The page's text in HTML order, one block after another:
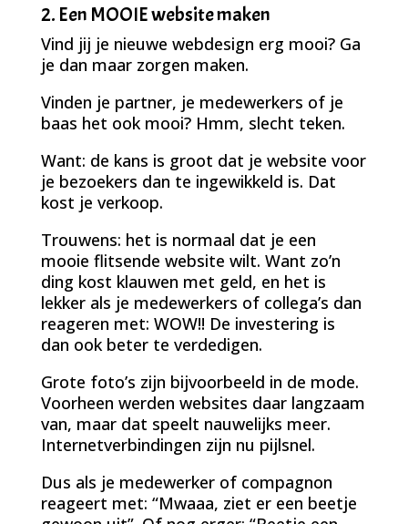
2. Een MOOIE website maken
Vind jij je nieuwe webdesign erg mooi? Ga
je dan maar zorgen maken.
Vinden je partner, je medewerkers of je
baas het ook mooi? Hmm, slecht teken.
Want: de kans is groot dat je website voor
je bezoekers dan te ingewikkeld is. Dat
kost je verkoop.
Trouwens: het is normaal dat je een
mooie flitsende website wilt. Want zo’n
ding kost klauwen met geld, en het is
lekker als je medewerkers of collega’s dan
reageren met: WOW!! De investering is
dan ook beter te verdedigen.
Grote foto’s zijn bijvoorbeeld in de mode.
Voorheen werden websites daar langzaam
van, maar dat speelt nauwelijks meer.
Internetverbindingen zijn nu pijlsnel.
Dus als je medewerker of compagnon
reageert met: “Mwaaa, ziet er een beetje